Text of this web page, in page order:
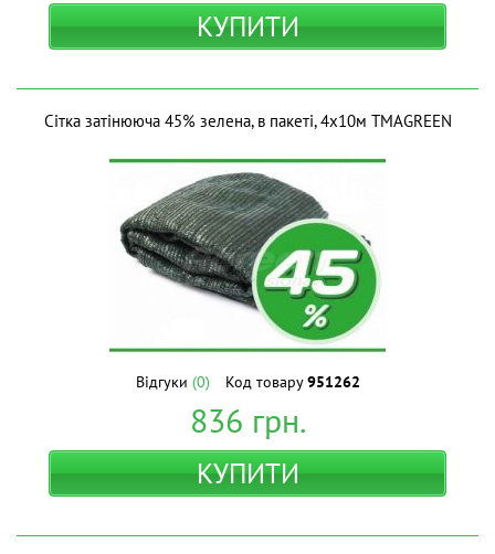
КУПИТИ
Сітка затінююча 45% зелена, в пакеті, 4х10м ТМAGREEN
Відгуки (0) Код товару951262
836 грн.
КУПИТИ